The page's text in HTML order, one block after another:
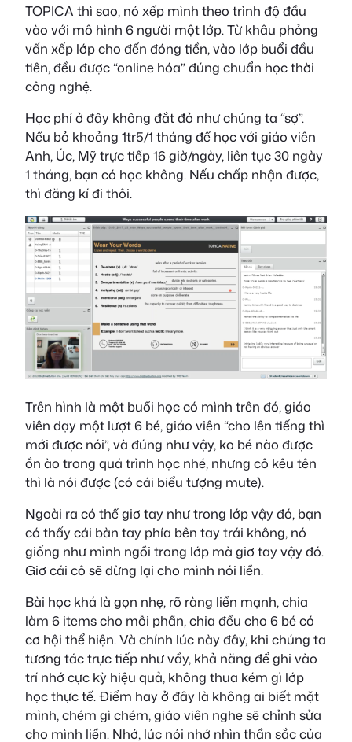
TOPICA thì sao, nó xếp mình theo trình độ đầu
vào với mô hình 6 người một lớp. Từ khâu phỏng
vấn xếp lớp cho đến đóng tiền, vào lớp buổi đầu
tiên, đều được “online hóa” đúng chuẩn học thời
công nghệ.
Học phí ở đây không đắt đỏ như chúng ta “sợ”.
Nểu bỏ khoảng 1tr5/1 tháng để học với giáo viên
Anh, Úc, Mỹ trực tiếp 16 giờ/ngày, liên tục 30 ngày
1 tháng, bạn có học không. Nếu chấp nhận được,
thì đăng kí đi thôi.
Trên hình là một buổi học có mình trên đó, giáo
viên dạy một lượt 6 bé, giáo viên “cho lên tiếng thì
mới được nói”, và đúng như vậy, ko bé nào được
ồn ào trong quá trình học nhé, nhưng cô kêu tên
thì là nói được (có cái biểu tượng mute).
Ngoài ra có thể giơ tay như trong lớp vậy đó, bạn
có thấy cái bàn tay phía bên tay trái không, nó
giống như mình ngồi trong lớp mà giơ tay vậy đó.
Giơ cái cô sẽ dừng lại cho mình nói liền.
Bài học khá là gọn nhẹ, rõ ràng liền mạnh, chia
làm 6 items cho mỗi phần, chia đều cho 6 bé có
cơ hội thể hiện. Và chính lúc này đây, khi chúng ta
tương tác trực tiếp như vầy, khả năng để ghi vào
trí nhớ cực kỳ hiệu quả, không thua kém gì lớp
học thực tế. Điểm hay ở đây là không ai biết mặt
mình, chém gì chém, giáo viên nghe sẽ chỉnh sửa
cho mình liền. Nhớ, lúc nói nhớ nhìn thần sắc của